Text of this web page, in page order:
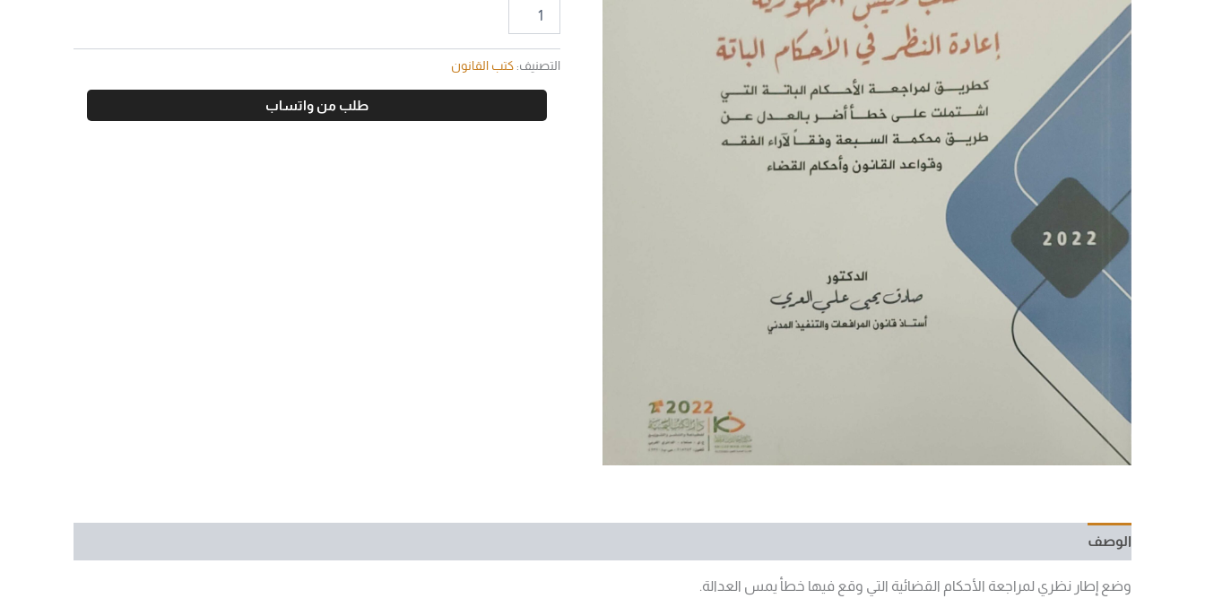
التصنيف:كتب القانون
طلب من واتساب
الوصف
وضع إطار نظري لمراجعة الأحكام القضائية التي وقع فيها خطأ يمس العدالة.